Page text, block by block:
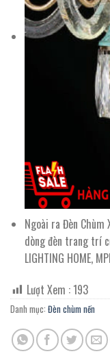
Ngoài ra Đèn Chùm
dòng đèn trang trí
LIGHTING HOME,
Lượt Xem :193
Danh mục: Đèn chùm nến